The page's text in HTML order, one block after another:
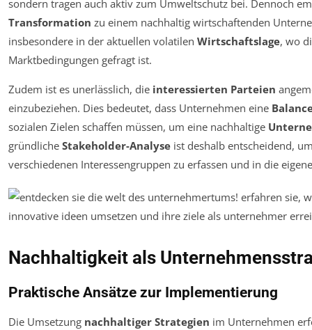
sondern tragen auch aktiv zum Umweltschutz bei. Dennoch
Transformation zu einem nachhaltig wirtschaftenden
insbesondere in der aktuellen volatilen Wirtschaftslage, wo
Marktbedingungen gefragt ist.
Zudem ist es unerlässlich, die interessierten Parteien
einzubeziehen. Dies bedeutet, dass Unternehmen eine
sozialen Zielen schaffen müssen, um eine nachhaltige
gründliche Stakeholder-Analyse ist deshalb entscheidend,
verschiedenen Interessengruppen zu erfassen und in die
Nachhaltigkeit als
Praktische Ansätze zur Implementierung
Die Umsetzung nachhaltiger Strategien im Unternehmen